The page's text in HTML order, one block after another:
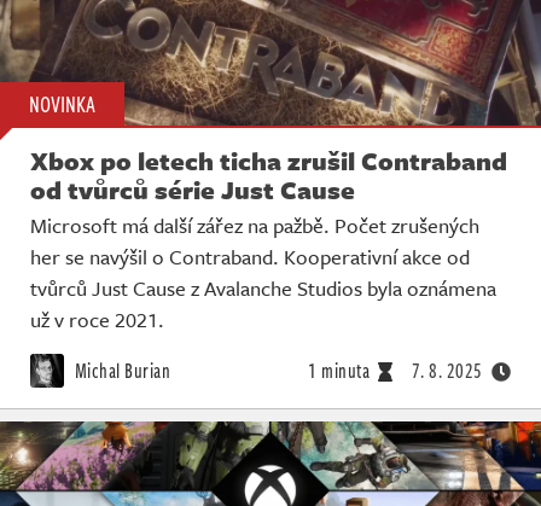
NOVINKA
Xbox po letech ticha zrušil Contraband
od tvůrců série Just Cause
Microsoft má další zářez na pažbě. Počet zrušených
her se navýšil o Contraband. Kooperativní akce od
tvůrců Just Cause z Avalanche Studios byla oznámena
už v roce 2021.
Michal Burian 1 minuta 7. 8. 2025